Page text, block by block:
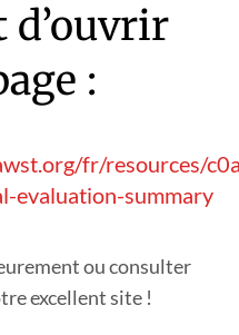
d’ouvrir
:
fr/resources/
evaluation-summary
ou consulter
excellent site !